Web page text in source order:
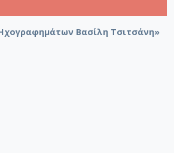
Βασίλη Τσιτσάνη»